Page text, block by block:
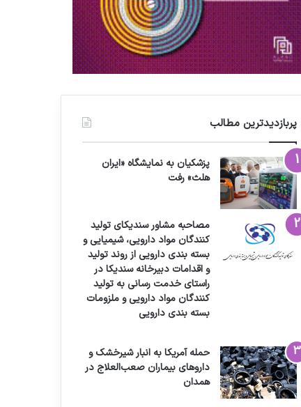
پربازدیدترین مطالب
پزشکیان به نمایشگاه «ایران
هلث» رفت
مصاحبه مشاور سندیکای تولید
کنندگان مواد دارویی، شیمیایی و
بسته بندی دارویی از روند تولید
و اقدامات دبیرخانه سندیکا در
راستای خدمت رسانی به تولید
کنندگان مواد دارویی و ملزومات
بسته بندی دارویی
حمله آمریکا به انبار شیرخشک و
داروهای بیماران صعب‌العلاج در
همدان